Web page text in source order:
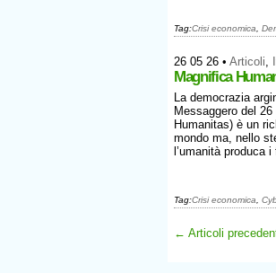
Tag:Crisi economica
26 05 26 • Articoli,
Magnifica
La democrazia
Messaggero del
Humanitas) è un
mondo ma, nello
l’umanità
Tag:Crisi economica
← Articoli